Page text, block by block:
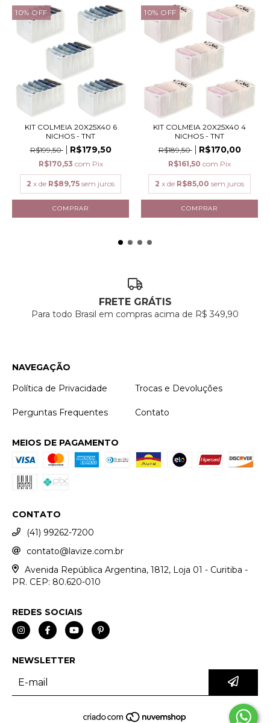
10% OFF
KIT COLMEIA 20X25X40 6
NICHOS - TNT
R$199,50
R$179,50
R$170,53 com Pix
2 x de R$89,75 sem juros
10% OFF
KIT COLMEIA 20X25X40 4
NICHOS - TNT
R$189,50
R$170,00
R$161,50 com Pix
2 x de R$85,00 sem juros
FRETE GRÁTIS
Para todo Brasil em compras acima de R$ 349,90
NAVEGAÇÃO
Política de Privacidade
Trocas e Devoluções
Perguntas Frequentes Contato
MEIOS DE PAGAMENTO
CONTATO
(41) 99262-7200
contato@lavize.com.br
Avenida República Argentina, 1812, Loja 01 - Curitiba -
PR. CEP: 80.620-010
REDES SOCIAIS
NEWSLETTER